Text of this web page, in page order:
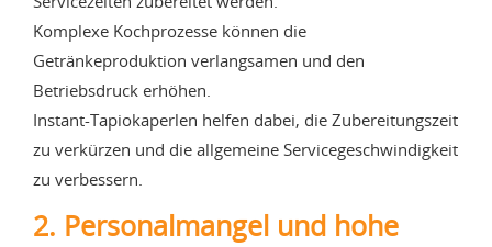
Komplexe Kochprozesse können die
Getränkeproduktion verlangsamen und den
Betriebsdruck erhöhen.
Instant-Tapiokaperlen helfen dabei, die Zubereitungszeit
zu verkürzen und die allgemeine Servicegeschwindigkeit
zu verbessern.
2. Personalmangel und hohe